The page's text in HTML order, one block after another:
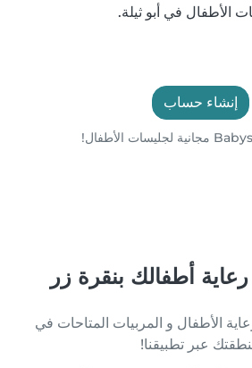
الأطفال في أبو ثيلة.
إنشاء حساب
رعاية أطفالك بنقرة زر
الأطفال و المربيات المتاحات في
عبر تطبيقنا!